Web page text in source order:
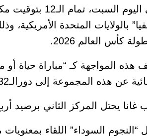
يلتقي اليوم
بالولايات المتحدة
كأس العالم 2026.
هذه المواجهة كـ “مباراة حياة
عن هذه المجموعة إلى دورالـ32.
غانا يحتل المركز الثاني برصيد
“النجوم السوداء” اللقاء